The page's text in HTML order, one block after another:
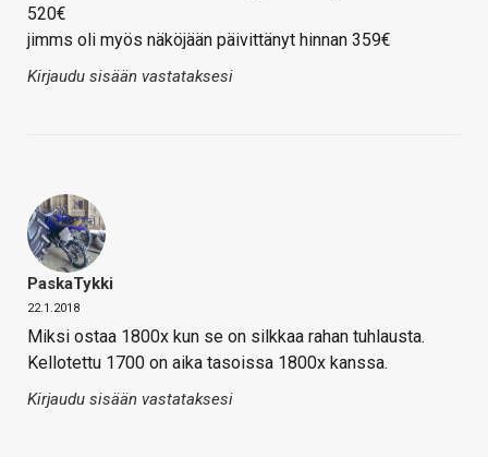
520€
jimms oli myös näköjään päivittänyt hinnan 359€
Kirjaudu sisään vastataksesi
PaskaTykki
22.1.2018
Miksi ostaa 1800x kun se on silkkaa rahan tuhlausta.
Kellotettu 1700 on aika tasoissa 1800x kanssa.
Kirjaudu sisään vastataksesi